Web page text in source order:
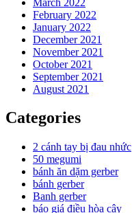
February 2022
January 2022
December 2021
November 2021
October 2021
September 2021
August 2021
Categories
2 cánh tay bị đau nhức
50 megumi
bánh ăn dặm gerber
bánh gerber
Banh gerber
báo giá điều hòa cây